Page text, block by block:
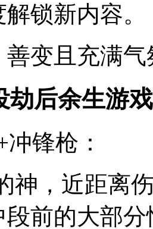
锁新内容。
善变且充满
劫后余生游
锋枪：
神，近距离
段前的大部